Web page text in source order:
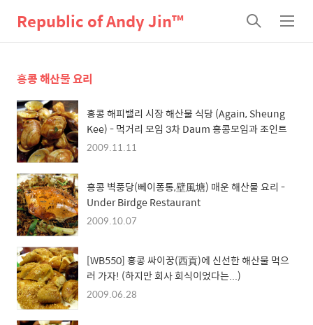
Republic of Andy Jin™
검
색
메
뉴
홍콩 해산물 요리
홍콩 해피밸리 시장 해산물 식당 (Again, Sheung
Kee) - 먹거리 모임 3차 Daum 홍콩모임과 조인트
2009.11.11
홍콩 벽풍당(뻬이퐁통,壁風塘) 매운 해산물 요리 -
Under Birdge Restaurant
2009.10.07
[WB550] 홍콩 싸이꿍(西貢)에 신선한 해산물 먹으
러 가자! (하지만 회사 회식이었다는...)
2009.06.28